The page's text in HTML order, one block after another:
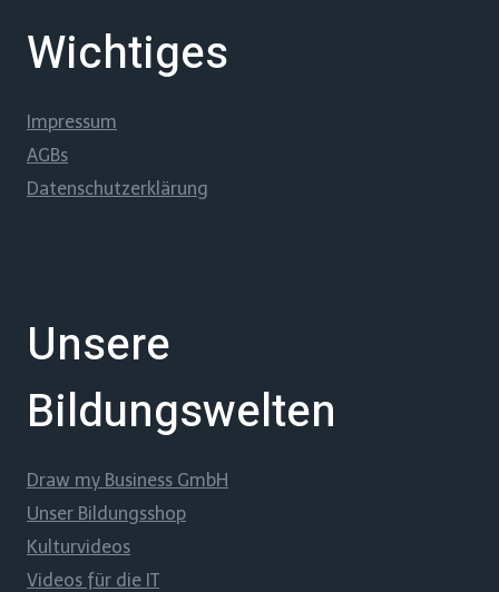
Wichtiges
Impressum
AGBs
Datenschutzerklärung
Unsere
Bildungswelten
Draw my Business GmbH
Unser Bildungsshop
Kulturvideos
Videos für die IT